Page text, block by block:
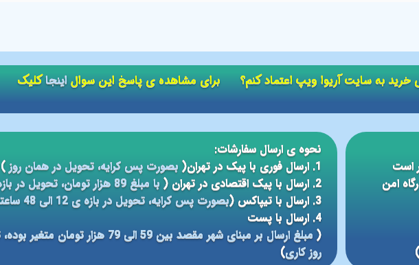
امن
نحوه ی ارسال سفارشات:
1. ارسال فوری با پیک در تهران(
بصورت پس کرایه، تحویل در همان روز)
2. ارسال با پیک اقتصادی در تهران (
با مبلغ 89 هزار تومان، تحویل در بازه ی زمانی 5 الی 24 ساعته
3. ارسال با تیپاکس (
بصورت پس کرایه، تحویل در بازه ی 12 الی 48 ساعته
4. ارسال با پست
(
روز کاری)
خرید به سایت آریوا ویپ اعتماد کنم؟ برای مشاهده ی پاسخ این سوالاینجاکلیک